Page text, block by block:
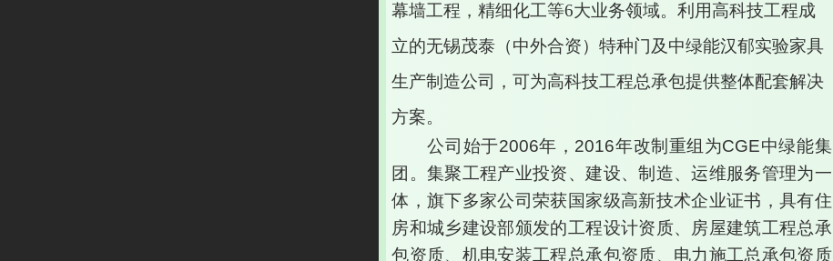
幕墙工程，精细化工等6大业务领域。利用高科技工程成
立的无锡茂泰（中外合资）特种门及中绿能汉郁实验家具
生产制造公司，可为高科技工程总承包提供整体配套解决
方案。
公司始于2006年，2016年改制重组为CGE中绿能集
团。集聚工程产业投资、建设、制造、运维服务管理为一
体，旗下多家公司荣获国家级高新技术企业证书，具有住
房和城乡建设部颁发的工程设计资质、房屋建筑工程总承
包资质、机电安装工程总承包资质、电力施工总承包资质